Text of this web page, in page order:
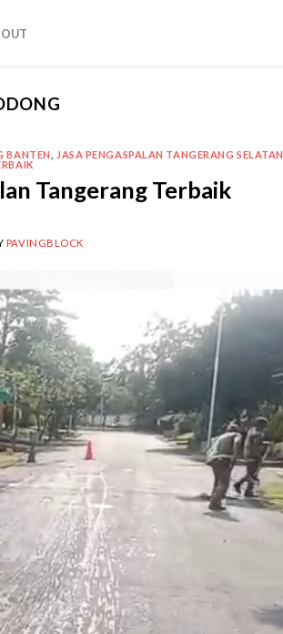
BANTEN JASA PENGASPALAN TANGERANG SELATAN
Tangerang Terbaik
PAVINGBLOCK